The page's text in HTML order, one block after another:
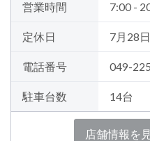
営業時間 7:00 -
定休日 7月28
電話番号 049-
駐車台数 14台
店舗情報を